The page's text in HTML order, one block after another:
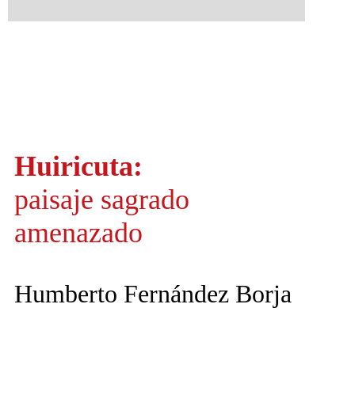
Huiricuta:
paisaje sagrado
amenazado
Humberto Fernández Borja